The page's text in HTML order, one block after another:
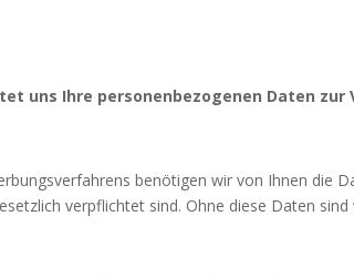
uns Ihre personenbezogenen Daten zur
benötigen wir von Ihnen die
verpflichtet sind. Ohne diese Daten